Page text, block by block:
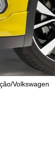
Volkswagen